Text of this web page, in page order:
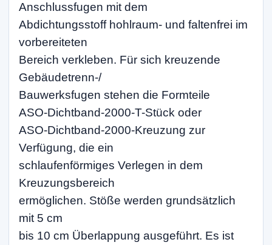
Anschlussfugen mit dem
Abdichtungsstoff hohlraum- und faltenfrei im
vorbereiteten
Bereich verkleben. Für sich kreuzende
Gebäudetrenn-/
Bauwerksfugen stehen die Formteile
ASO-Dichtband-2000-T-Stück oder
ASO-Dichtband-2000-Kreuzung zur
Verfügung, die ein
schlaufenförmiges Verlegen in dem
Kreuzungsbereich
ermöglichen. Stöße werden grundsätzlich
mit 5 cm
bis 10 cm Überlappung ausgeführt. Es ist